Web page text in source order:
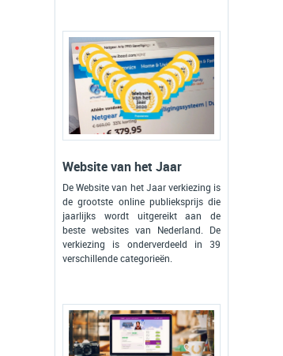
Website van het Jaar
De Website van het Jaar verkiezing is
de grootste online publieksprijs die
jaarlijks wordt uitgereikt aan de
beste websites van Nederland. De
verkiezing is onderverdeeld in 39
verschillende categorieën.